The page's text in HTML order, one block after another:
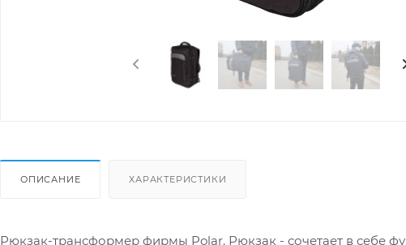
ОПИСАНИЕ ХАРАКТЕРИСТИКИ
Рюкзак-трансформер фирмы Polar. Рюкзак - сочетает в себе